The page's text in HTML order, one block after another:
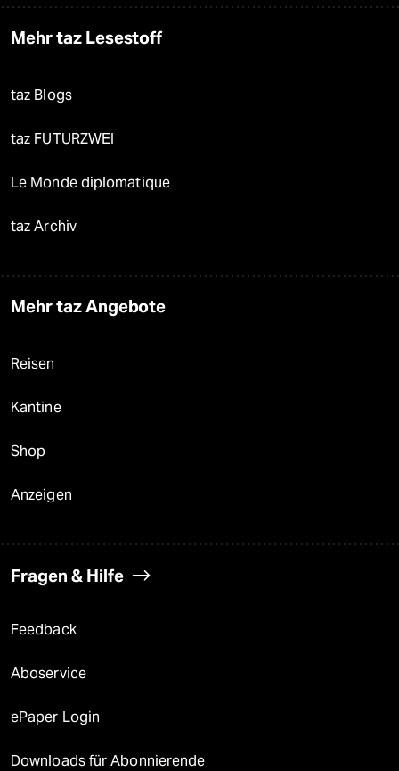
Mehr taz Lesestoff
taz Blogs
taz FUTURZWEI
Le Monde diplomatique
taz Archiv
Mehr taz Angebote
Reisen
Kantine
Shop
Anzeigen
Fragen & Hilfe
Feedback
Aboservice
ePaper Login
Downloads für Abonnierende